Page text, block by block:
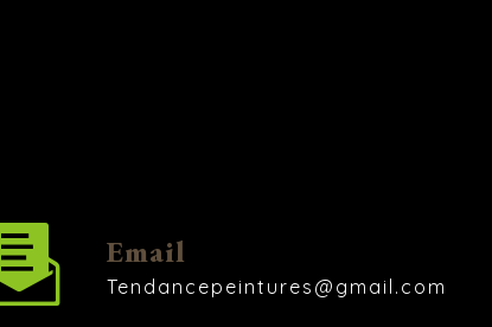
Email
tendancepeintures@gmail.com